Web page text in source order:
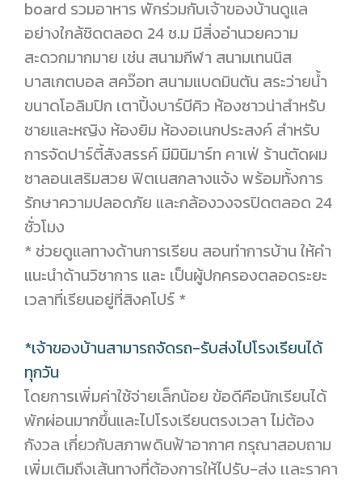
board รวมอาหาร พักร่วมกับเจ้าของบ้านดูแล
อย่างใกล้ชิดตลอด 24 ช.ม มีสิ่งอำนวยความ
สะดวกมากมาย เช่น สนามกีฬา สนามเทนนิส
บาสเกตบอล สคว๊อท สนามแบดมินตัน สระว่ายน้ำ
ขนาดโอลิมปิก เตาปิ้งบาร์บีคิว ห้องซาวน่าสำหรับ
ชายและหญิง ห้องยิม ห้องอเนกประสงค์ สำหรับ
การจัดปาร์ตี้สังสรรค์ มีมินิมาร์ท คาเฟ่ ร้านตัดผม
ซาลอนเสริมสวย ฟิตเนสกลางแจ้ง พร้อมทั้งการ
รักษาความปลอดภัย และกล้องวงจรปิดตลอด 24
ชั่วโมง
* ช่วยดูแลทางด้านการเรียน สอนทำการบ้าน ให้คำ
แนะนำด้านวิชาการ และ เป็นผู้ปกครองตลอดระยะ
เวลาที่เรียนอยู่ที่สิงคโปร์ *
*เจ้าของบ้านสามารถจัดรถ-รับส่งไปโรงเรียนได้
ทุกวัน
โดยการเพิ่มค่าใช้จ่ายเล็กน้อย ข้อดีคือนักเรียนได้
พักผ่อนมากขึ้นและไปโรงเรียนตรงเวลา ไม่ต้อง
กังวล เกี่ยวกับสภาพดินฟ้าอากาศ กรุณาสอบถาม
เพิ่มเติมถึงเส้นทางที่ต้องการให้ไปรับ-ส่ง เเละราคา